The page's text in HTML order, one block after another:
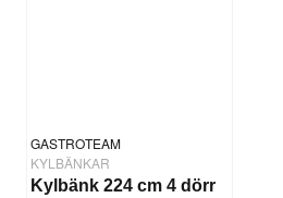
GASTROTEAM
KYLBÄNKAR
Kylbänk 224 cm 4 dörr